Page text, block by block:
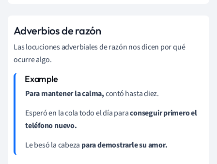
Adverbios de razón
Las locuciones adverbiales de razón nos dicen por qué
ocurre algo.
Para mantener la calma,contó hasta diez.
Esperó en la cola todo el día paraconseguir primero el
teléfono nuevo.
Le besó la cabeza para demostrarle su amor.